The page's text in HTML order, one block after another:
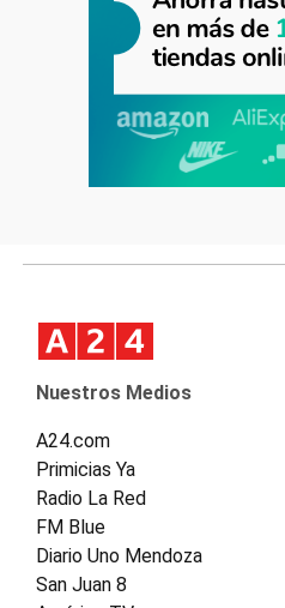
Nuestros Medios
A24.com
Primicias Ya
Radio La Red
FM Blue
Diario Uno Mendoza
San Juan 8